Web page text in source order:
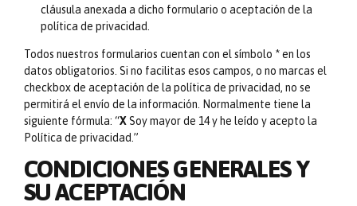
cláusula anexada a dicho formulario o aceptación de la
política de privacidad.
Todos nuestros formularios cuentan con el símbolo * en los
datos obligatorios. Si no facilitas esos campos, o no marcas el
checkbox de aceptación de la política de privacidad, no se
permitirá el envío de la información. Normalmente tiene la
siguiente fórmula: “XSoy mayor de 14 y he leído y acepto la
Política de privacidad.”
CONDICIONES GENERALES Y
SU ACEPTACIÓN